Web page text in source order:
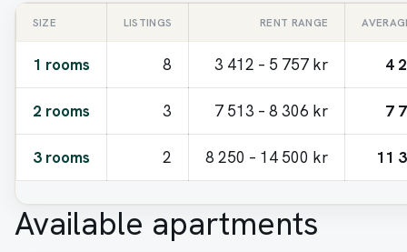
SIZE LISTINGS RENT RANGE
1 rooms 8 3 412 – 5 757 kr 4
2 rooms 3 7 513 – 8 306 kr 7
3 rooms 2 8 250 – 14 500 kr 11
Available apartments